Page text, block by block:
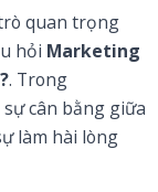
quan trọng
hỏi Marketing
. Trong
cân bằng giữa
làm hài lòng